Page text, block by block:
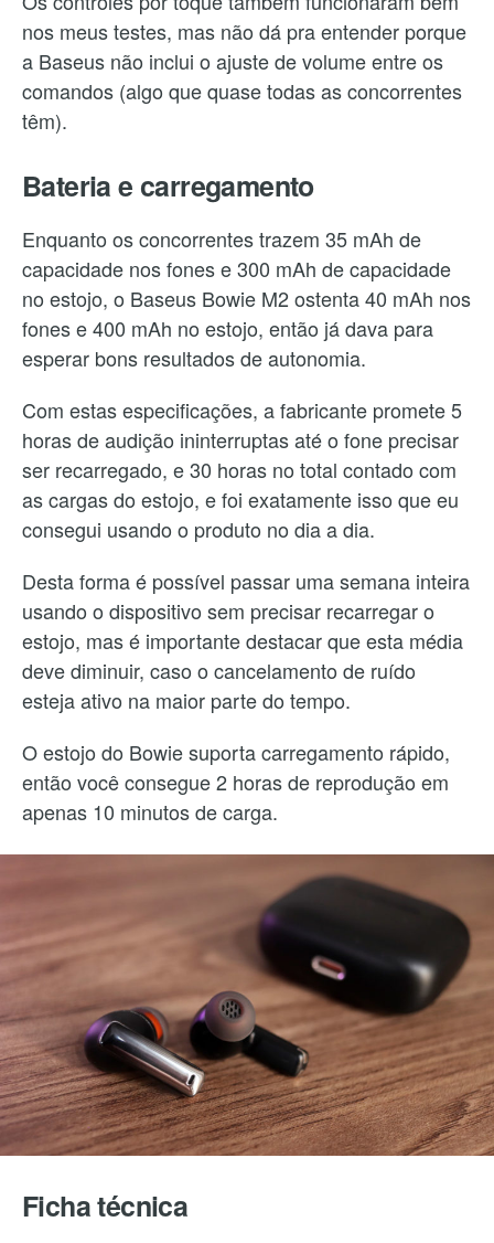
nos meus testes, mas não dá pra entender porque
a Baseus não inclui o ajuste de volume entre os
comandos (algo que quase todas as concorrentes
têm).
Bateria e carregamento
Enquanto os concorrentes trazem 35 mAh de
capacidade nos fones e 300 mAh de capacidade
no estojo, o Baseus Bowie M2 ostenta 40 mAh nos
fones e 400 mAh no estojo, então já dava para
esperar bons resultados de autonomia.
Com estas especificações, a fabricante promete 5
horas de audição ininterruptas até o fone precisar
ser recarregado, e 30 horas no total contado com
as cargas do estojo, e foi exatamente isso que eu
consegui usando o produto no dia a dia.
Desta forma é possível passar uma semana inteira
usando o dispositivo sem precisar recarregar o
estojo, mas é importante destacar que esta média
deve diminuir, caso o cancelamento de ruído
esteja ativo na maior parte do tempo.
O estojo do Bowie suporta carregamento rápido,
então você consegue 2 horas de reprodução em
apenas 10 minutos de carga.
Ficha técnica